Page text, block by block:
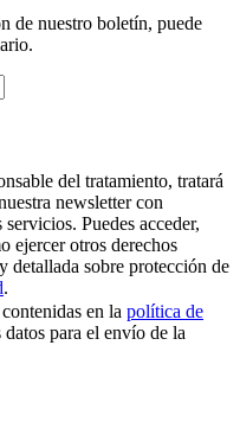
de nuestro boletín, puede
del tratamiento, tratará
newsletter con
Puedes acceder,
ejercer otros derechos
detallada sobre protección de
.
en la política de
para el envío de la